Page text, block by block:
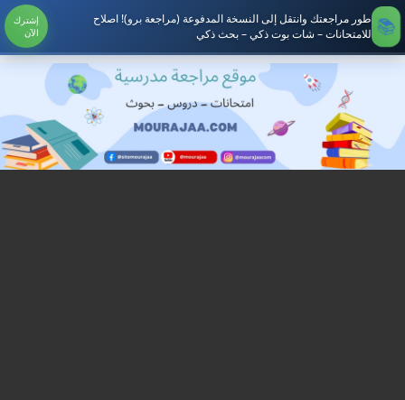
طور مراجعتك وانتقل إلى النسخة المدفوعة (مراجعة برو)! اصلاح
للامتحانات – شات بوت ذكي – بحث ذكي
إشترك
الآن